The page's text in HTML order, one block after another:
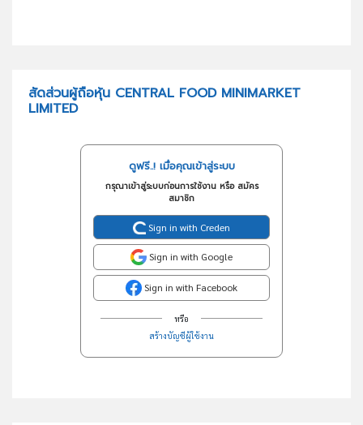
สัดส่วนผู้ถือหุ้น CENTRAL FOOD MINIMARKET
LIMITED
ดูฟรี..! เมื่อคุณเข้าสู่ระบบ
กรุณาเข้าสู่ระบบก่อนการใช้งาน หรือ สมัคร
สมาชิก
Sign in with Creden
Sign in with Google
Sign in with Facebook
หรือ
สร้างบัญชีผู้ใช้งาน